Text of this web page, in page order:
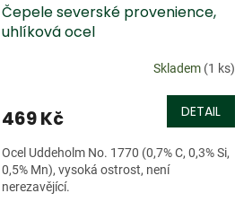
Čepele severské provenience,
uhlíková ocel
Skladem (1 ks)
469 Kč DETAIL
Ocel Uddeholm No. 1770 (0,7% C, 0,3% Si,
0,5% Mn), vysoká ostrost, není
nerezavějící.